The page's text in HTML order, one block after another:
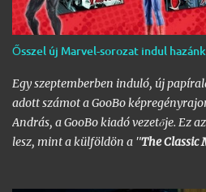
Ősszel új Marvel-sorozat indul
Egy szeptemberben induló, új
adott számot a GooBo
András, a GooBo kiadó vezetője. Ez
lesz, mint a külföldön a "The Classic